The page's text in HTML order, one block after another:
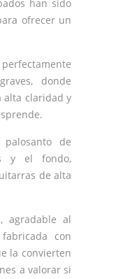
han sido
ofrecer un
donde
alta claridad y
de
y el fondo,
de alta
agradable al
con
la convierten
a valorar si